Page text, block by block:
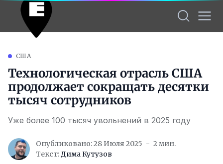
США
Технологическая отрасль США
продолжает сокращать десятки
тысяч сотрудников
Уже более 100 тысяч увольнений в 2025 году
Опубликовано: 28 Июля 2025
2 мин.
Текст:Дима Кутузов